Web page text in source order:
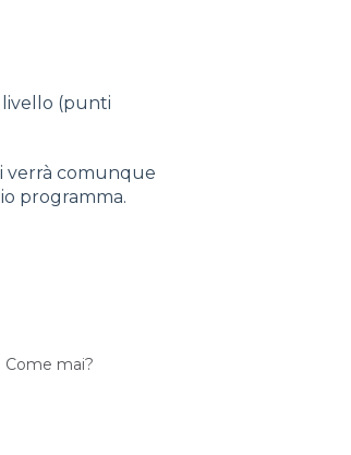
(punti
verrà comunque
programma.
mai?